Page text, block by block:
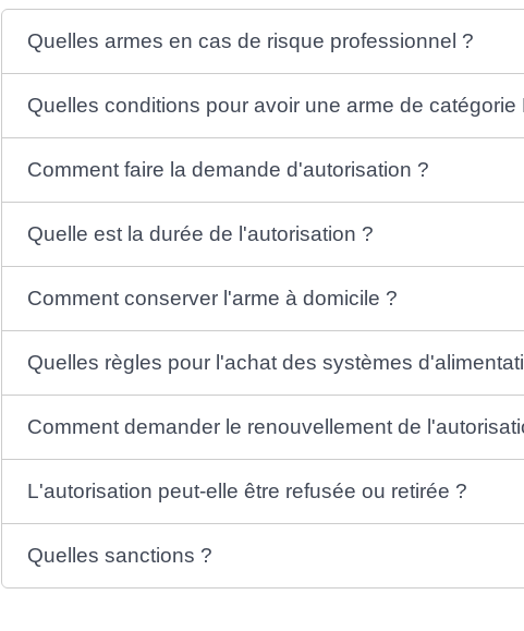
Quelles armes en cas de risque professionnel ?
Quelles conditions pour avoir une arme de catégorie
Comment faire la demande d'autorisation ?
Quelle est la durée de l'autorisation ?
Comment conserver l'arme à domicile ?
Quelles règles pour l'achat des systèmes
Comment demander le renouvellement de
L'autorisation peut-elle être refusée ou retirée ?
Quelles sanctions ?